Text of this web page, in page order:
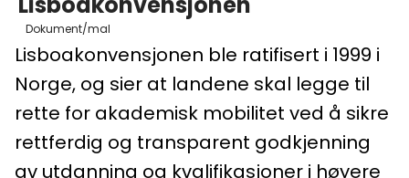
Dokument/mal
Lisboakonvensjonen ble ratifisert i 1999 i
Norge, og sier at landene skal legge til
rette for akademisk mobilitet ved å sikre
rettferdig og transparent godkjenning
av utdanning og kvalifikasjoner i høyere